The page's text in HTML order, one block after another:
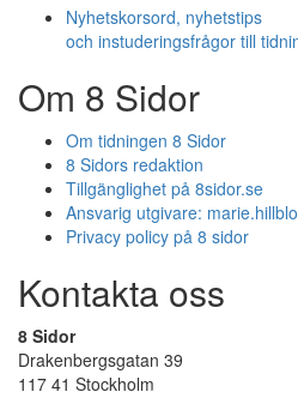
Nyhetskorsord, nyhetstips
och instuderingsfrågor till
Om 8 Sidor
Om tidningen 8 Sidor
8 Sidors redaktion
Tillgänglighet på 8sidor.se
Ansvarig utgivare:
Privacy policy på 8 sidor
Kontakta oss
8 Sidor
Drakenbergsgatan 39
117 41 Stockholm